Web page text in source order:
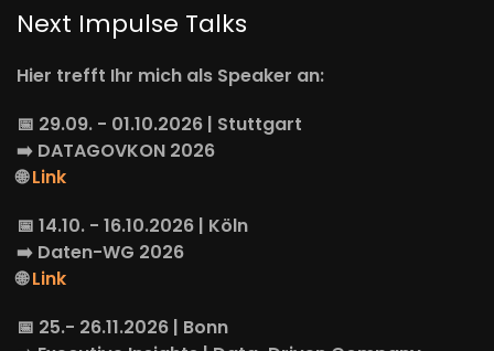
Next Impulse Talks
Hier trefft Ihr mich als Speaker an:
📅 29.09. - 01.10.2026 | Stuttgart
➡️ DATAGOVKON 2026
🌐Link
📅 14.10. - 16.10.2026 | Köln
➡️ Daten-WG 2026
🌐Link
📅 25.- 26.11.2026 | Bonn